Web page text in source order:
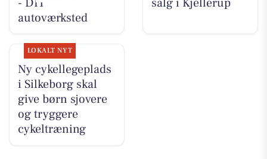
autoværksted
LOKALT NYT
Ny cykellegeplads
i Silkeborg skal
give børn sjovere
og tryggere
cykeltræning